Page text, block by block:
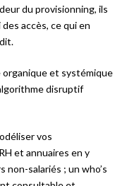
du provisionning, ils
accès, ce qui en
organique et systémique
disruptif
vos
et annuaires en y
salariés ; un who’s